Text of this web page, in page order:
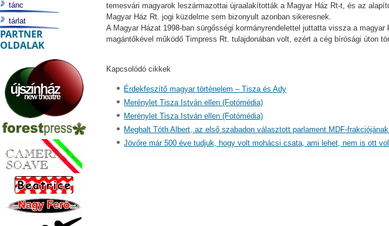
temesvári magyarok leszármazottai újraalakították a Magyar Ház Rt-t, és az
Magyar Ház Rt. jogi küzdelme sem bizonyult azonban sikeresnek.
A Magyar Házat 1998-ban sürgősségi kormányrendelettel juttatta vissza a
magántőkével működő Timpress Rt. tulajdonában volt, ezért a cég bírósági úton
Kapcsolódó cikkek
Érdekfeszítő magyar történelem – Tisza és Ady
Merénylet Tisza István ellen (Fotómédia)
Merénylet Tisza István ellen (Fotómédia)
Meghalt Tóth Albert, az első szabadon választott parlament MDF-
Jövőre már 500 éve tudjuk, hogy volt mohácsi csata, ami lehet, nem is ott
tánc
tárlat
PARTNER
OLDALAK